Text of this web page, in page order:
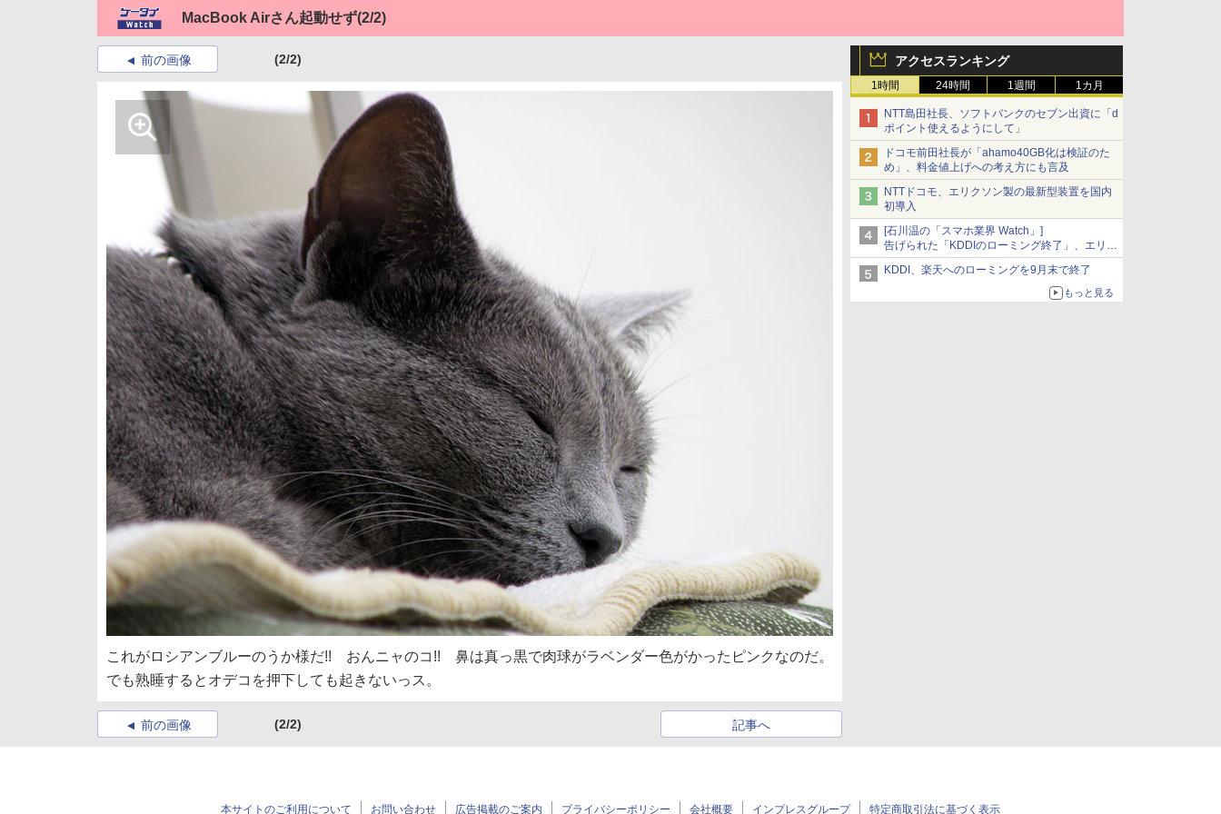
MacBook Airさん起動せず(2/2)
アクセスランキング
1時間 24時間 1週間 1カ月
NTT島田社長、ソフトバンクのセブン出資に「d
ポイント使えるようにして」
ドコモ前田社長が「ahamo40GB化は検証のた
め」、料金値上げへの考え方にも言及
NTTドコモ、エリクソン製の最新型装置を国内
初導入
[石川温の「スマホ業界 Watch」]
告げられた「KDDIのローミング終了」、エリア
マップの落とし穴と楽天モバイルの課題
KDDI、楽天へのローミングを9月末で終了
もっと見る
前の画像 (2/2)
これがロシアンブルーのうか様だ!! おんニャのコ!! 鼻は真っ黒で肉球がラベンダー色がかったピンクなのだ。
でも熟睡するとオデコを押下しても起きないっス。
前の画像 (2/2) 記事へ
本サイトのご利用について お問い合わせ 広告掲載のご案内 プライバシーポリシー 会社概要 インプレスグループ 特定商取引法に基づく表示